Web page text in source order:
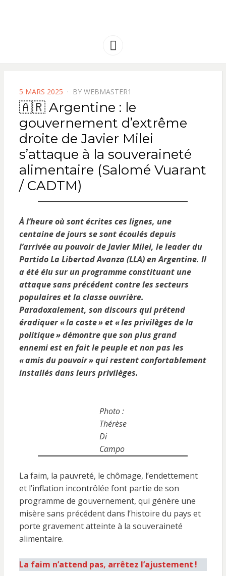
AMERIQUE
Menu
POSTED
ON
5 MARS 2025 BY WEBMASTER1
🇦🇷 Argentine : le
gouvernement d’extrême
droite de Javier Milei
s’attaque à la souveraineté
alimentaire (Salomé Vuarant
/ CADTM)
À l’heure où sont écrites ces lignes, une
centaine de jours se sont écoulés depuis
l’arrivée au pouvoir de Javier Milei, le leader du
Partido La Libertad Avanza (LLA) en Argentine. Il
a été élu sur un programme constituant une
attaque sans précédent contre les secteurs
populaires et la classe ouvrière.
Paradoxalement, son discours qui prétend
éradiquer «la caste» et «les privilèges de la
politique» démontre que son plus grand
ennemi est en fait le peuple et non pas les
«amis du pouvoir» qui restent confortablement
installés dans leurs privilèges.
Photo :
Thérèse
Di
Campo
La faim, la pauvreté, le chômage, l’endettement
et l’inflation incontrôlée font partie de son
programme de gouvernement, qui génère une
misère sans précédent dans l’histoire du pays et
porte gravement atteinte à la souveraineté
alimentaire.
La faim n’attend pas, arrêtez l’ajustement !